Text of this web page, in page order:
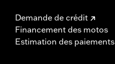
Demande de crédit
Financement des motos
Estimation des paiements